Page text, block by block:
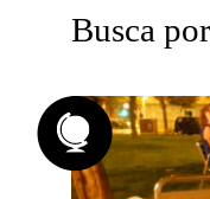
Busca